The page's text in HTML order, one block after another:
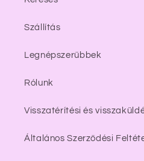
Szállítás
Legnépszerűbbek
Rólunk
Visszatérítési és
Általános Szerződési